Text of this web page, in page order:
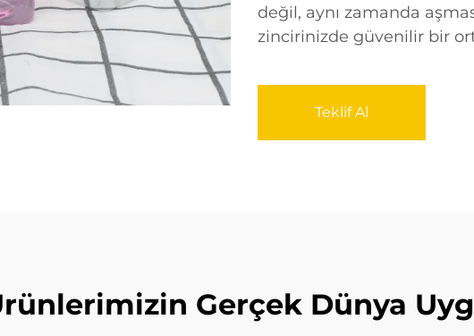
değil, aynı zamanda
zincirinizde güvenilir bir
Teklif Al
Gerçek Dünya